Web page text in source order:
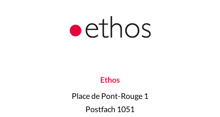
Ethos
Place de Pont-Rouge 1
Postfach 1051